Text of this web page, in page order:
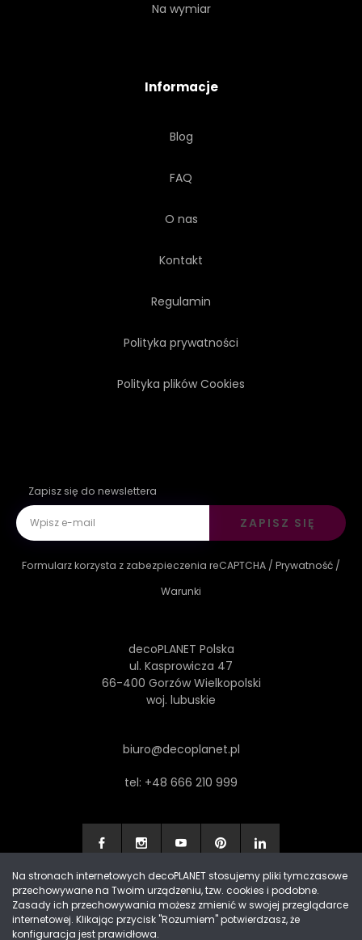
Na wymiar
Informacje
Blog
FAQ
O nas
Kontakt
Regulamin
Polityka prywatności
Polityka plików Cookies
Zapisz się do newslettera
ZAPISZ SIĘ
Formularz korzysta z zabezpieczenia reCAPTCHA / Prywatność /
Warunki
decoPLANET Polska
ul. Kasprowicza 47
66-400 Gorzów Wielkopolski
woj. lubuskie
biuro@decoplanet.pl
tel: +48 666 210 999
Made with by Progres Media & decoPLANET
Na stronach internetowych decoPLANET stosujemy pliki tymczasowe
przechowywane na Twoim urządzeniu, tzw. cookies i podobne.
Zasady ich przechowywania możesz zmienić w swojej przeglądarce
internetowej. Klikając przycisk "Rozumiem" potwierdzasz, że
konfiguracja jest prawidłowa.